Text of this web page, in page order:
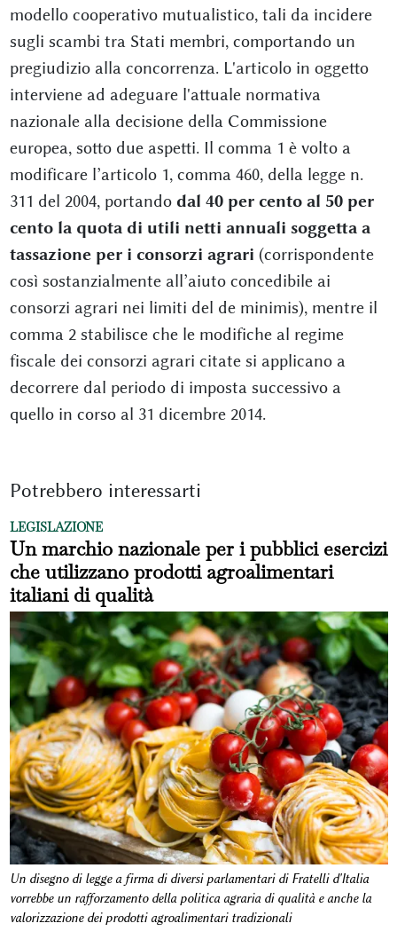
modello cooperativo mutualistico, tali da incidere
sugli scambi tra Stati membri, comportando un
pregiudizio alla concorrenza. L'articolo in oggetto
interviene ad adeguare l'attuale normativa
nazionale alla decisione della Commissione
europea, sotto due aspetti. Il comma 1 è volto a
modificare l’articolo 1, comma 460, della legge n.
311 del 2004, portandodal 40 per cento al 50 per
cento la quota di utili netti annuali soggetta a
tassazione per i consorzi agrari (corrispondente
così sostanzialmente all’aiuto concedibile ai
consorzi agrari nei limiti del de minimis), mentre il
comma 2 stabilisce che le modifiche al regime
fiscale dei consorzi agrari citate si applicano a
decorrere dal periodo di imposta successivo a
quello in corso al 31 dicembre 2014.
Potrebbero interessarti
LEGISLAZIONE
Un marchio nazionale per i pubblici esercizi
che utilizzano prodotti agroalimentari
italiani di qualità
Un disegno di legge a firma di diversi parlamentari di Fratelli d'Italia
vorrebbe un rafforzamento della politica agraria di qualità e anche la
valorizzazione dei prodotti agroalimentari tradizionali